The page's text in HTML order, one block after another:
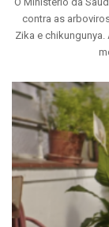
contra as
Zika e